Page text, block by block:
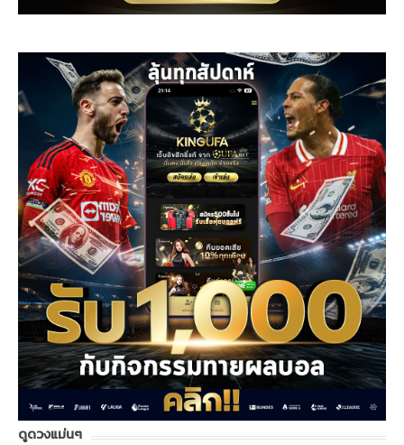
ดูดวงแม่นๆ